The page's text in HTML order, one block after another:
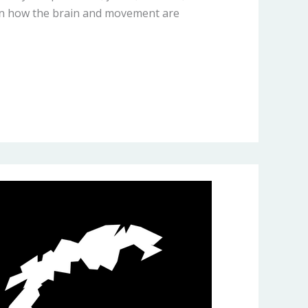
the brain and movement are